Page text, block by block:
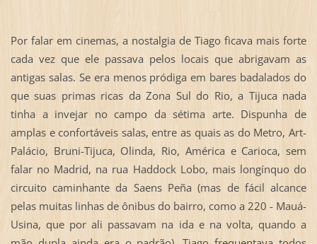
Por falar em cinemas, a nostalgia de Tiago ficava mais forte
cada vez que ele passava pelos locais que abrigavam as
antigas salas. Se era menos pródiga em bares badalados do
que suas primas ricas da Zona Sul do Rio, a Tijuca nada
tinha a invejar no campo da sétima arte. Dispunha de
amplas e confortáveis salas, entre as quais as do Metro, Art-
Palácio, Bruni-Tijuca, Olinda, Rio, América e Carioca, sem
falar no Madrid, na rua Haddock Lobo, mais longínquo do
circuito caminhante da Saens Peña (mas de fácil alcance
pelas muitas linhas de ônibus do bairro, como a 220 - Mauá-
Usina, que por ali passavam na ida e na volta, quando a